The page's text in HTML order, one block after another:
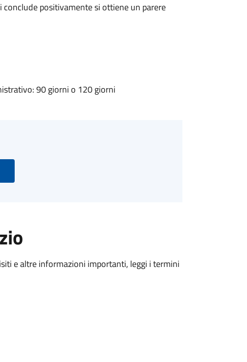
positivamente si ottiene un parere
90 giorni o 120 giorni
e altre informazioni importanti, leggi i termini